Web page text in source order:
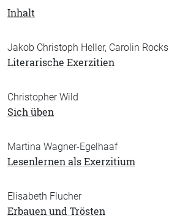
Inhalt
Jakob Christoph Heller, Carolin Rocks
Literarische Exerzitien
Christopher Wild
Sich üben
Martina Wagner-Egelhaaf
Lesenlernen als Exerzitium
Elisabeth Flucher
Erbauen und Trösten